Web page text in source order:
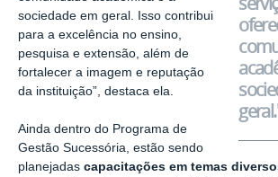
sociedade em geral. Isso contribui
para a excelência no ensino,
pesquisa e extensão, além de
fortalecer a imagem e reputação
da instituição”, destaca ela.
Ainda dentro do Programa de
Gestão Sucessória, estão sendo
planejadas capacitações em temas